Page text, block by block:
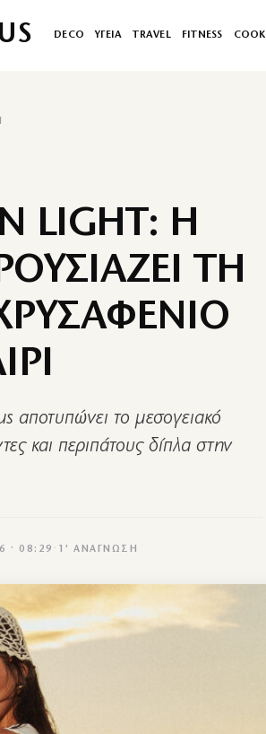
DECO ΥΓΕΙΑ TRAVEL FITNESS COOK
LIGHT: Η
ΤΗ
αποτυπώνει το μεσογειακό
και περιπάτους δίπλα στην
· 08:29 · 1′ ΑΝΆΓΝΩΣΗ